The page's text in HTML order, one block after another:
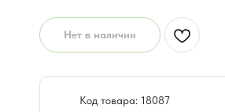
Нет в наличии
Код товара: 18087